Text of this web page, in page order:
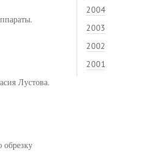
Лустова.
2004
2003
2002
2001